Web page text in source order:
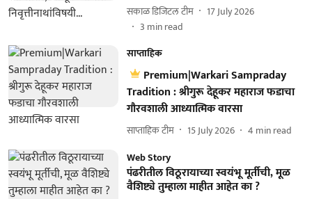
सकाळ डिजिटल टीम
17 July 2026
3 min read
साप्ताहिक
Premium|Warkari Sampraday
Tradition : श्रीगुरू देहूकर महाराज फडाचा
गौरवशाली आध्यात्मिक वारसा
साप्ताहिक टीम 15 July 2026 4 min read
Web Story
पंढरीतील विठूरायाच्या स्वयंभू मूर्तीची, मूळ
वैशिष्ट्ये तुम्हाला माहीत आहेत का ?